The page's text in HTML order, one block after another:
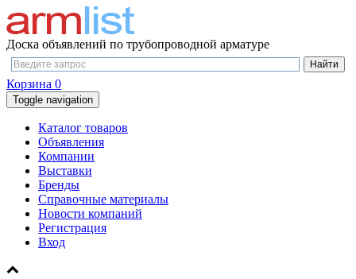
Доска объявлений по трубопроводной арматуре
Корзина 0
Toggle navigation
Каталог товаров
Объявления
Компании
Выставки
Бренды
Справочные материалы
Новости компаний
Регистрация
Вход